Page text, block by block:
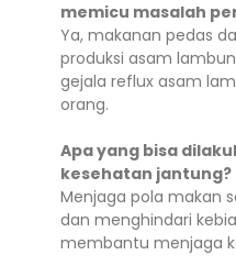
memicu masalah
Ya, makanan pedas
produksi asam
gejala reflux asam
orang.
Apa yang bisa
kesehatan jantung?
Menjaga pola makan
dan menghindari
membantu menjaga